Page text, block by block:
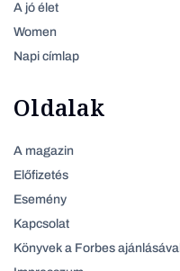
A jó élet
Women
Napi címlap
Oldalak
A magazin
Előfizetés
Esemény
Kapcsolat
Könyvek a Forbes ajánlásával